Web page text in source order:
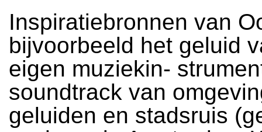
Inspiratiebronnen van
bijvoorbeeld het geluid
eigen muziekin-
soundtrack van
geluiden en stadsruis